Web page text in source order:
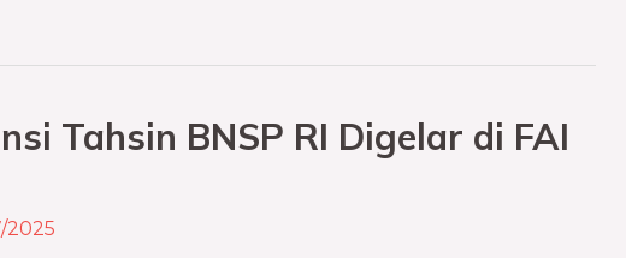
Tahsin BNSP RI Digelar di FAI
2025